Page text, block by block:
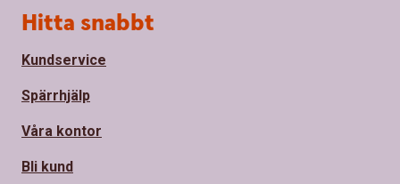
Sidfot
Hitta snabbt
Kundservice
Spärrhjälp
Våra kontor
Bli kund